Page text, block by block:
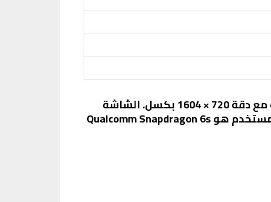
يأتي هاتف Oppo A5 Pro 4G بشاشة IPS LCD بحجم 6.67 بوصة، مما يوفر تجربة مشاهدة مريحة مع دقة 720 × 1604 بكسل. الشاشة
تدعم معدل تحديث 90 هرتز، مما يجعل التمرير والتنقل بين التطبيقات أكثر سلاسة. المعالج المستخدم هو Qualcomm Snapdragon 6s